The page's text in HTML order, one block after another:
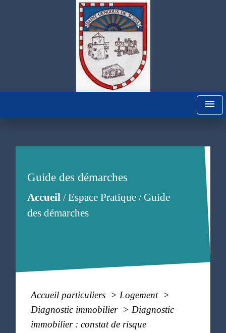
menu
Guide des démarches
Accueil/Espace Pratique/Guide
des démarches
Accueil particuliers > Logement >
Diagnostic immobilier > Diagnostic
immobilier : constat de risque